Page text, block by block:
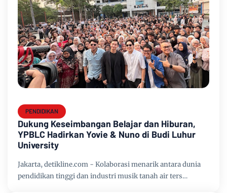
PENDIDIKAN
Dukung Keseimbangan Belajar dan Hiburan,
YPBLC Hadirkan Yovie & Nuno di Budi Luhur
University
Jakarta, detikline.com - Kolaborasi menarik antara dunia
pendidikan tinggi dan industri musik tanah air ters…